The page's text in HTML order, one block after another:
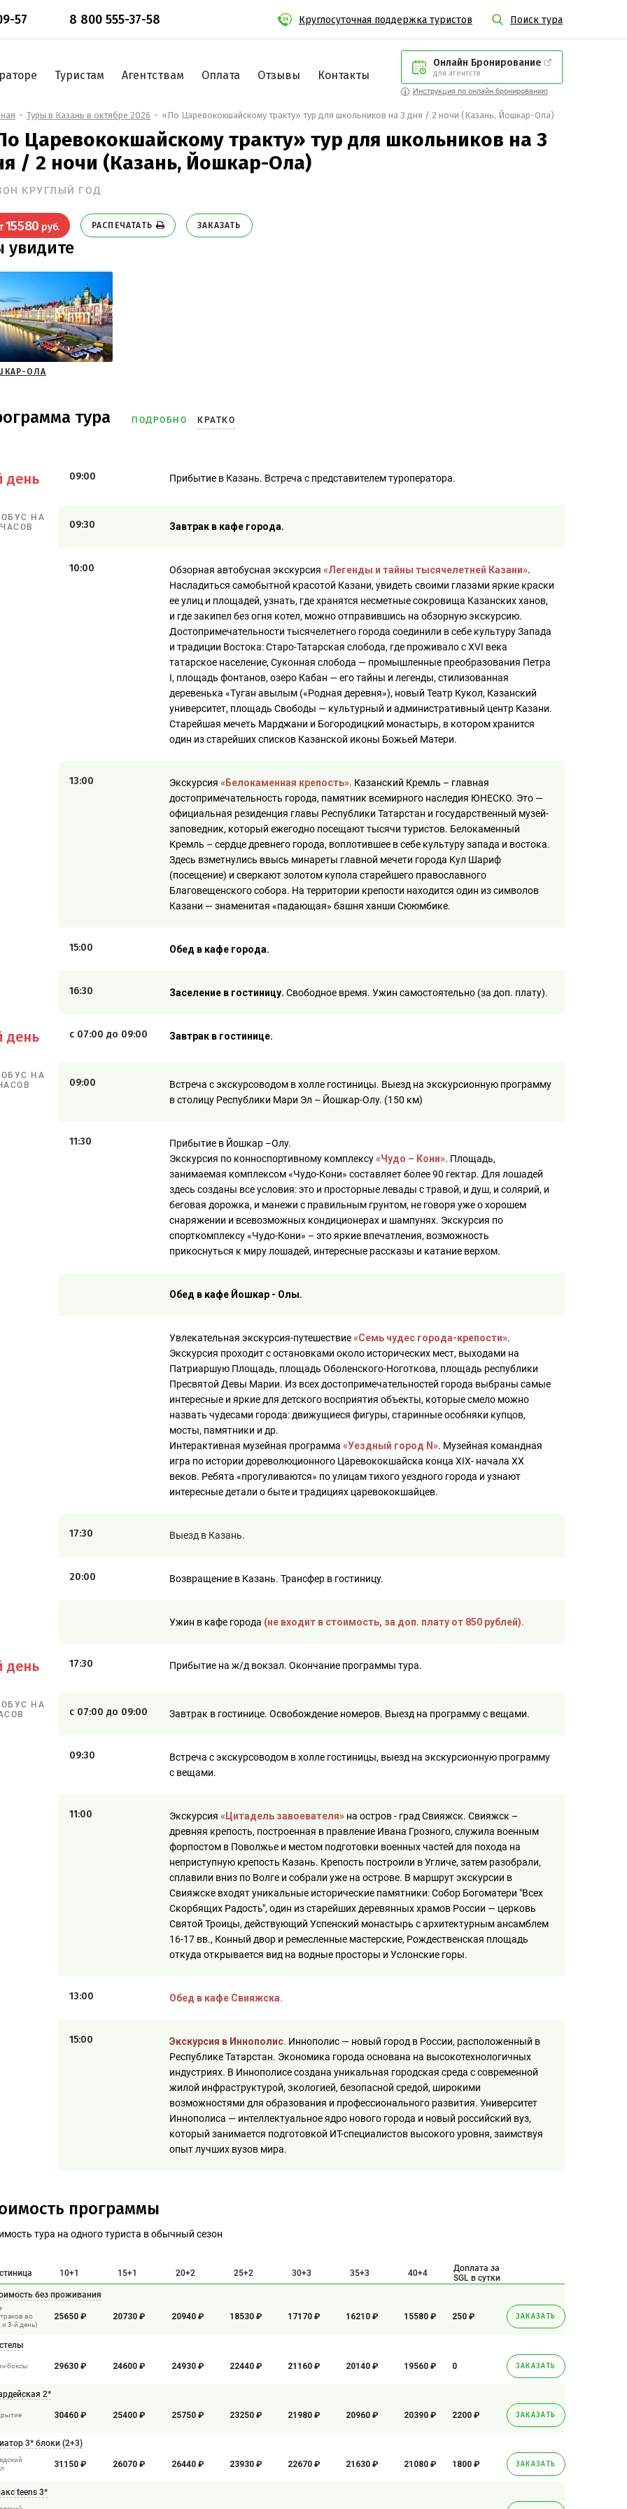
57 8 800 555-37-58 Круглосуточная поддержка туристов Поиск тура
Туристам Агентствам Оплата Отзывы Контакты
Онлайн Бронирование
для агентств
Инструкция по онлайн бронированию
Туры в Казань в октябре 2026 «По Царевококшайскому тракту» тур для школьников на 3 дня / 2 ночи (Казань, Йошкар-Ола)
Царевококшайскому тракту» тур для школьников на 3
/ 2 ночи (Казань, Йошкар-Ола)
КРУГЛЫЙ ГОД
15580 руб. РАСПЕЧАТАТЬ ЗАКАЗАТЬ
увидите
ОЛА
тура ПОДРОБНО КРАТКО
день
НА
09:00 Прибытие в Казань. Встреча с представителем туроператора.
09:30 Завтрак в кафе города.
10:00 Обзорная автобусная экскурсия «Легенды и тайны тысячелетней Казани».
Насладиться самобытной красотой Казани, увидеть своими глазами яркие краски
ее улиц и площадей, узнать, где хранятся несметные сокровища Казанских ханов,
и где закипел без огня котел, можно отправившись на обзорную экскурсию.
Достопримечательности тысячелетнего города соединили в себе культуру Запада
и традиции Востока: Старо-Татарская слобода, где проживало с XVI века
татарское население, Суконная слобода — промышленные преобразования Петра
I, площадь фонтанов, озеро Кабан — его тайны и легенды, стилизованная
деревенька «Туган авылым («Родная деревня»), новый Театр Кукол, Казанский
университет, площадь Свободы — культурный и административный центр Казани.
Старейшая мечеть Марджани и Богородицкий монастырь, в котором хранится
один из старейших списков Казанской иконы Божьей Матери.
13:00 Экскурсия «Белокаменная крепость». Казанский Кремль – главная
достопримечательность города, памятник всемирного наследия ЮНЕСКО. Это —
официальная резиденция главы Республики Татарстан и государственный музей-
заповедник, который ежегодно посещают тысячи туристов. Белокаменный
Кремль – сердце древнего города, воплотившее в себе культуру запада и востока.
Здесь взметнулись ввысь минареты главной мечети города Кул Шариф
(посещение) и сверкают золотом купола старейшего православного
Благовещенского собора. На территории крепости находится один из символов
Казани — знаменитая «падающая» башня ханши Сююмбике.
15:00 Обед в кафе города.
16:30 Заселение в гостиницу. Свободное время. Ужин самостоятельно (за доп. плату).
день
НА
с 07:00 до 09:00 Завтрак в гостинице.
09:00
Встреча с экскурсоводом в холле гостиницы. Выезд на экскурсионную программу
в столицу Республики Мари Эл – Йошкар-Олу. (150 км)
11:30
Прибытие в Йошкар –Олу.
Экскурсия по конноспортивному комплексу«Чудо – Кони». Площадь,
занимаемая комплексом «Чудо-Кони» составляет более 90 гектар. Для лошадей
здесь созданы все условия: это и просторные левады с травой, и душ, и солярий, и
беговая дорожка, и манежи с правильным грунтом, не говоря уже о хорошем
снаряжении и всевозможных кондиционерах и шампунях. Экскурсия по
спорткомплексу «Чудо-Кони» – это яркие впечатления, возможность
прикоснуться к миру лошадей, интересные рассказы и катание верхом.
Обед в кафе Йошкар - Олы.
Увлекательная экскурсия-путешествие«Семь чудес города-крепости».
Экскурсия проходит с остановками около исторических мест, выходами на
Патриаршую Площадь, площадь Оболенского-Ноготкова, площадь республики
Пресвятой Девы Марии. Из всех достопримечательностей города выбраны самые
интересные и яркие для детского восприятия объекты, которые смело можно
назвать чудесами города: движущиеся фигуры, старинные особняки купцов,
мосты, памятники и др.
Интерактивная музейная программа «Уездный город N». Музейная командная
игра по истории дореволюционного Царевококшайска конца XIX- начала XX
веков. Ребята «прогуливаются» по улицам тихого уездного города и узнают
интересные детали о быте и традициях царевококшайцев.
17:30 Выезд в Казань.
20:00 Возвращение в Казань. Трансфер в гостиницу.
Ужин в кафе города (не входит в стоимость, за доп. плату от 850 рублей).
день
НА
17:30 Прибытие на ж/д вокзал. Окончание программы тура.
с 07:00 до 09:00 Завтрак в гостинице. Освобождение номеров. Выезд на программу с вещами.
09:30
Встреча с экскурсоводом в холле гостиницы, выезд на экскурсионную программу
с вещами.
11:00 Экскурсия «Цитадель завоевателя» на остров - град Свияжск. Свияжск –
древняя крепость, построенная в правление Ивана Грозного, служила военным
форпостом в Поволжье и местом подготовки военных частей для похода на
неприступную крепость Казань. Крепость построили в Угличе, затем разобрали,
сплавили вниз по Волге и собрали уже на острове. В маршрут экскурсии в
Свияжске входят уникальные исторические памятники: Собор Богоматери "Всех
Скорбящих Радость", один из старейших деревянных храмов России — церковь
Святой Троицы, действующий Успенский монастырь с архитектурным ансамблем
16-17 вв., Конный двор и ремесленные мастерские, Рождественская площадь
откуда открывается вид на водные просторы и Услонские горы.
13:00 Обед в кафе Свияжска.
15:00 Экскурсия в Иннополис. Иннополис — новый город в России, расположенный в
Республике Татарстан. Экономика города основана на высокотехнологичных
индустриях. В Иннополисе создана уникальная городская среда с современной
жилой инфраструктурой, экологией, безопасной средой, широкими
возможностями для образования и профессионального развития. Университет
Иннополиса — интеллектуальное ядро нового города и новый российский вуз,
который занимается подготовкой ИТ-специалистов высокого уровня, заимствуя
опыт лучших вузов мира.
программы
тура на одного туриста в обычный сезон
10+1 15+1 20+2 25+2 30+3 35+3 40+4
Доплата за
SGL в сутки
без проживания
во
и 3-й день)
25650 ₽ 20730 ₽ 20940 ₽ 18530 ₽ 17170 ₽ 16210 ₽ 15580 ₽ 250 ₽ ЗАКАЗАТЬ
боксы 29630 ₽ 24600 ₽ 24930 ₽ 22440 ₽ 21160 ₽ 20140 ₽ 19560 ₽ 0 ЗАКАЗАТЬ
2*
30460 ₽ 25400 ₽ 25750 ₽ 23250 ₽ 21980 ₽ 20960 ₽ 20390 ₽ 2200 ₽ ЗАКАЗАТЬ
3* блоки (2+3)
31150 ₽ 26070 ₽ 26440 ₽ 23930 ₽ 22670 ₽ 21630 ₽ 21080 ₽ 1800 ₽ ЗАКАЗАТЬ
teens 3*